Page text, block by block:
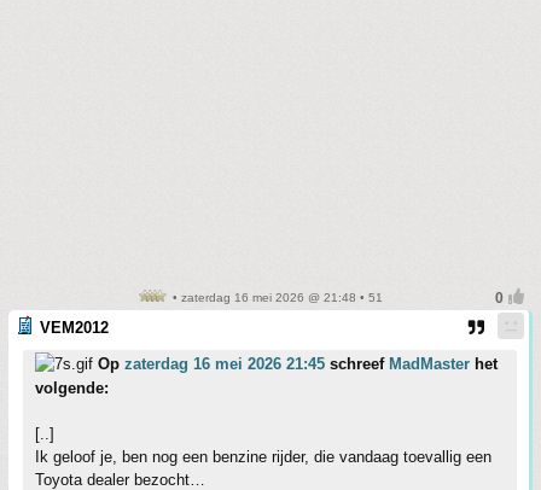
• zaterdag 16 mei 2026 @ 21:48 • 51
VEM2012
Op zaterdag 16 mei 2026 21:45 schreef MadMaster het
volgende:
[..]
Ik geloof je, ben nog een benzine rijder, die vandaag toevallig een
Toyota dealer bezocht…